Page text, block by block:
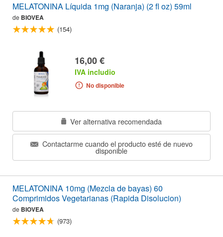
MELATONINA Líquida 1mg (Naranja) (2 fl oz) 59ml
de BIOVEA
(154)
16,00 €
IVA includio
No disponible
Ver alternativa recomendada
Contactarme cuando el producto esté de nuevo
disponible
MELATONINA 10mg (Mezcla de bayas) 60
Comprimidos Vegetarianas (Rapida Disolucion)
de BIOVEA
(973)